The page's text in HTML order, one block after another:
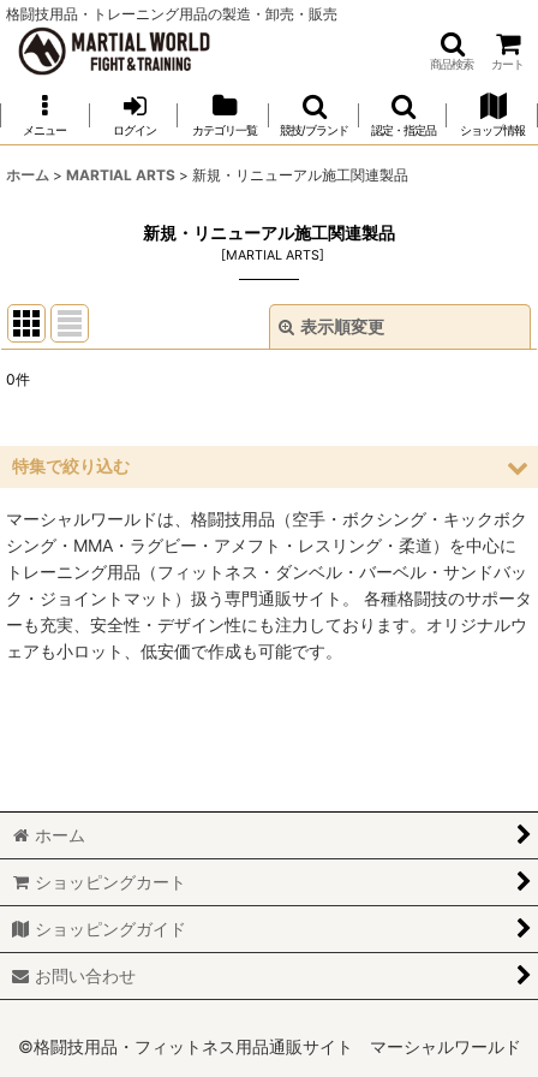
格闘技用品・トレーニング用品の製造・卸売・販売
商品検索 カート
メニュー ログイン カテゴリ一覧 競技/ブランド 認定・指定品 ショップ情報
ホーム > MARTIAL ARTS > 新規・リニューアル施工関連製品
新規・リニューアル施工関連製品
[MARTIAL ARTS]
表示順変更
並び順:
絞り込む
0件
特集で絞り込む
空手
MMA総合格闘技
柔術
少林寺拳法
サンボ
レスリング
MARTIAL WORLD
マーシャルワールドは、格闘技用品（空手・ボクシング・キックボク
シング・MMA・ラグビー・アメフト・レスリング・柔道）を中心に
トレーニング用品（フィットネス・ダンベル・バーベル・サンドバッ
ク・ジョイントマット）扱う専門通販サイト。 各種格闘技のサポータ
ーも充実、安全性・デザイン性にも注力しております。オリジナルウ
ェアも小ロット、低安価で作成も可能です。
ホーム
ショッピングカート
ショッピングガイド
お問い合わせ
©格闘技用品・フィットネス用品通販サイト マーシャルワールド